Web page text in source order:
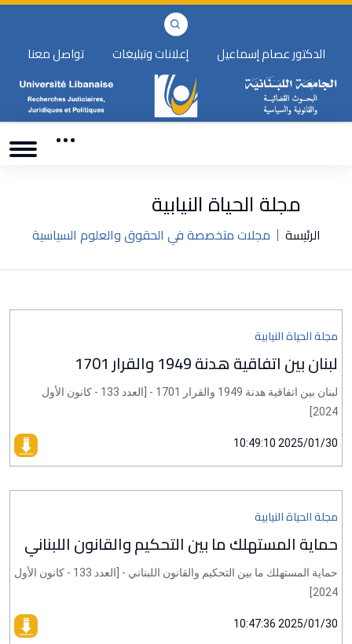
الدكتور عصام إسماعيل إعلانات وتبليغات تواصل معنا
مجلة الحياة النيابية
الرئيسة مجلات متخصصة في الحقوق والعلوم السياسية
مجلة الحياة النيابية
لبنان بين اتفاقية هدنة 1949 والقرار 1701
لبنان بين اتفاقية هدنة 1949 والقرار 1701 - [العدد 133 - كانون الأول
2024]
2025/01/30 10:49:10
مجلة الحياة النيابية
حماية المستهلك ما بين التحكيم والقانون اللبناني
حماية المستهلك ما بين التحكيم والقانون اللبناني - [العدد 133 - كانون الأول
2024]
2025/01/30 10:47:36